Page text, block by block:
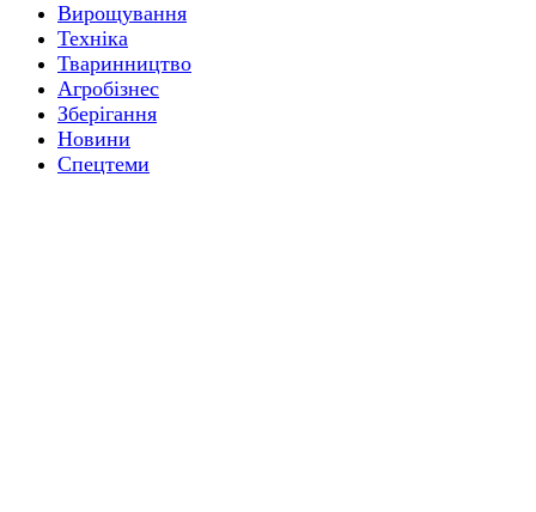
Вирощування
Техніка
Тваринництво
Агробізнес
Зберігання
Новини
Спецтеми